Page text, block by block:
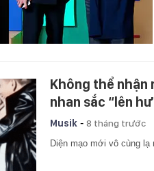
Không thể nhận
nhan sắc “lên
Musik - 8 tháng trước
Diện mạo mới vô cùng lạ